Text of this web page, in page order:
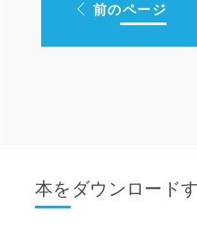
前のページ
本をダウンロード